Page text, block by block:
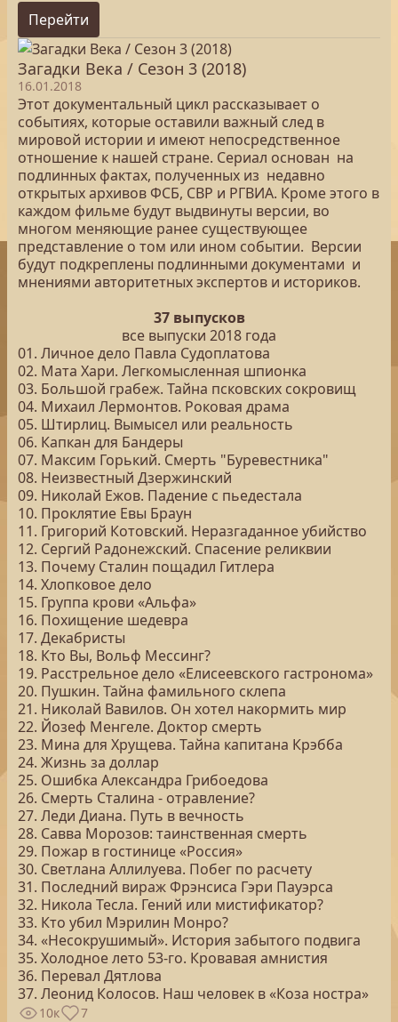
Перейти
Загадки Века / Сезон 3 (2018)
16.01.2018
Этот документальный цикл рассказывает о
событиях, которые оставили важный след в
мировой истории и имеют непосредственное
отношение к нашей стране. Сериал основан на
подлинных фактах, полученных из недавно
открытых архивов ФСБ, СВР и РГВИА. Кроме этого в
каждом фильме будут выдвинуты версии, во
многом меняющие ранее существующее
представление о том или ином событии. Версии
будут подкреплены подлинными документами и
мнениями авторитетных экспертов и историков.
37 выпусков
все выпуски 2018 года
01. Личное дело Павла Судоплатова
02. Мата Хари. Легкомысленная шпионка
03. Большой грабеж. Тайна псковских сокровищ
04. Михаил Лермонтов. Роковая драма
05. Штирлиц. Вымысел или реальность
06. Капкан для Бандеры
07. Максим Горький. Смерть "Буревестника"
08. Неизвестный Дзержинский
09. Николай Ежов. Падение с пьедестала
10. Проклятие Евы Браун
11. Григорий Котовский. Неразгаданное убийство
12. Сергий Радонежский. Спасение реликвии
13. Почему Сталин пощадил Гитлера
14. Хлопковое дело
15. Группа крови «Альфа»
16. Похищение шедевра
17. Декабристы
18. Кто Вы, Вольф Мессинг?
19. Расстрельное дело «Елисеевского гастронома»
20. Пушкин. Тайна фамильного склепа
21. Николай Вавилов. Он хотел накормить мир
22. Йозеф Менгеле. Доктор смерть
23. Мина для Хрущева. Тайна капитана Крэбба
24. Жизнь за доллар
25. Ошибка Александра Грибоедова
26. Смерть Сталина - отравление?
27. Леди Диана. Путь в вечность
28. Савва Морозов: таинственная смерть
29. Пожар в гостинице «Россия»
30. Светлана Аллилуева. Побег по расчету
31. Последний вираж Фрэнсиса Гэри Пауэрса
32. Никола Тесла. Гений или мистификатор?
33. Кто убил Мэрилин Монро?
34. «Несокрушимый». История забытого подвига
35. Холодное лето 53-го. Кровавая амнистия
36. Перевал Дятлова
37. Леонид Колосов. Наш человек в «Коза ностра»
10к 7